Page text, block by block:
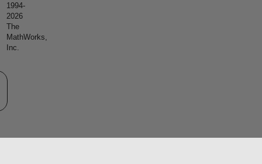
1994-
2026
The
MathWorks,
Inc.
サイトの選択